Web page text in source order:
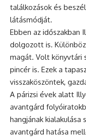
találkozások és
látásmódját.
Ebben az időszakban
dolgozott is.
magát. Volt könyvtári
pincér is. Ezek a
visszaköszöntek,
A párizsi évek alatt
avantgárd
hangjának
avantgárd hatása